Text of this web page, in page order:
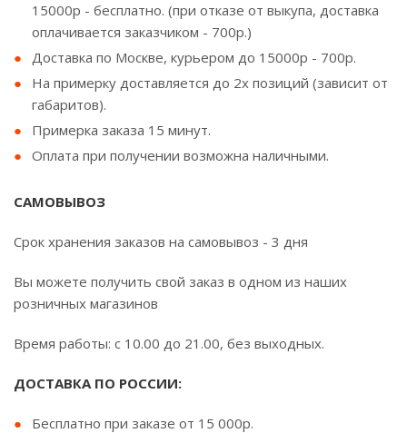
15000р - бесплатно. (при отказе от выкупа, доставка
оплачивается заказчиком - 700р.)
Доставка по Москве, курьером до 15000р - 700р.
На примерку доставляется до 2х позиций (зависит от
габаритов).
Примерка заказа 15 минут.
Оплата при получении возможна наличными.
САМОВЫВОЗ
Срок хранения заказов на самовывоз - 3 дня
Вы можете получить свой заказ в одном из наших
розничных магазинов
Время работы: с 10.00 до 21.00, без выходных.
ДОСТАВКА ПО РОССИИ:
Бесплатно при заказе от 15 000р.